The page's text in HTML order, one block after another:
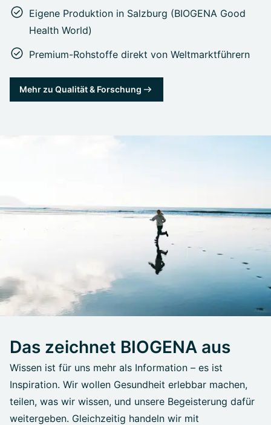
Eigene Produktion in Salzburg (BIOGENA Good
Health World)
Premium-Rohstoffe direkt von Weltmarktführern
Mehr zu Qualität & Forschung
Das zeichnet BIOGENA aus
Wissen ist für uns mehr als Information – es ist
Inspiration. Wir wollen Gesundheit erlebbar machen,
teilen, was wir wissen, und unsere Begeisterung dafür
weitergeben. Gleichzeitig handeln wir mit